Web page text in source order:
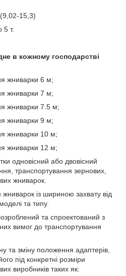
15,3)
5 т.
в кожному господарстві
жниварки 6 м;
жниварки 7 м;
жниварки 7.5 м;
жниварки 9 м;
жниварки 10 м;
жниварки 12 м;
одновісний або двовісний
транспортування зернових,
жниварок.
із шириною захвату від
та типу.
та спроектований з
вимог до транспортування
та зміну положення адаптерів,
під конкретні розміри
виробників таких як: